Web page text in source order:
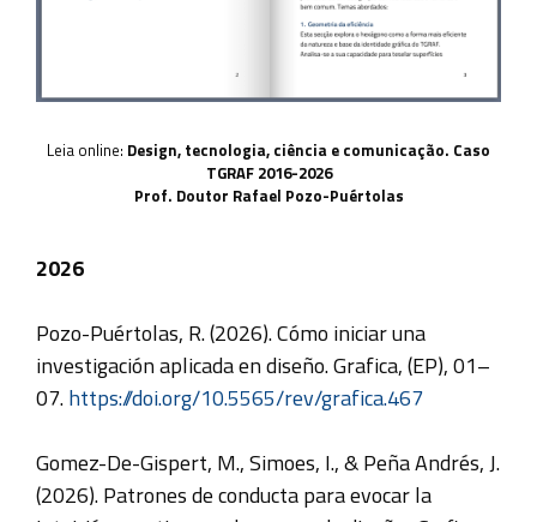
Leia online: Design, tecnologia, ciência e comunicação. Caso
TGRAF 2016-2026
Prof. Doutor Rafael Pozo-Puértolas
2026
Pozo-Puértolas, R. (2026). Cómo iniciar una
investigación aplicada en diseño. Grafica, (EP), 01–
07.https://doi.org/10.5565/rev/grafica.467
Gomez-De-Gispert, M., Simoes, I., & Peña Andrés, J.
(2026). Patrones de conducta para evocar la